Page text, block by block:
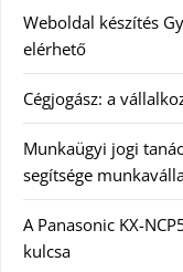
Weboldal készítés
elérhető
Cégjogász: a
Munkaügyi jogi
segítsége
A Panasonic KX-
kulcsa